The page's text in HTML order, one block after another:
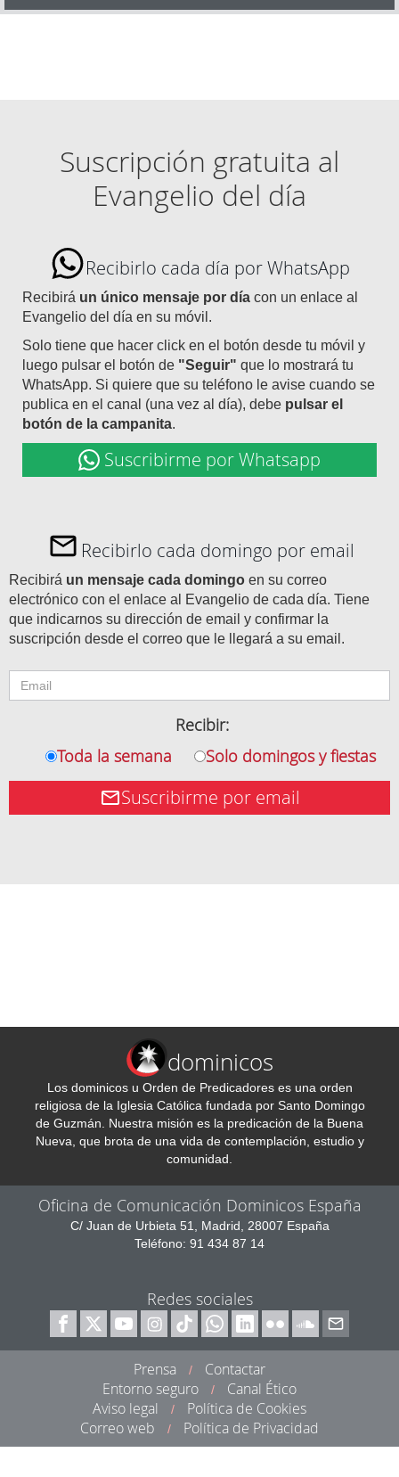
Suscripción gratuita al
Evangelio del día
Recibirlo cada día por WhatsApp
Recibirá un único mensaje por día con un enlace al
Evangelio del día en su móvil.
Solo tiene que hacer click en el botón desde tu móvil y
luego pulsar el botón de "Seguir" que lo mostrará tu
WhatsApp. Si quiere que su teléfono le avise cuando se
publica en el canal (una vez al día), debe pulsar el
botón de la campanita.
Suscribirme por Whatsapp
Recibirlo cada domingo por email
Recibirá un mensaje cada domingo en su correo
electrónico con el enlace al Evangelio de cada día. Tiene
que indicarnos su dirección de email y confirmar la
suscripción desde el correo que le llegará a su email.
Recibir:
Toda la semana
Solo domingos y fiestas
Suscribirme por email
dominicos
Los dominicos u Orden de Predicadores es una orden
religiosa de la Iglesia Católica fundada por Santo Domingo
de Guzmán. Nuestra misión es la predicación de la Buena
Nueva, que brota de una vida de contemplación, estudio y
comunidad.
Oficina de Comunicación Dominicos España
C/ Juan de Urbieta 51, Madrid, 28007 España
Teléfono: 91 434 87 14
Redes sociales
Prensa /
Contactar
Entorno seguro
/
Canal Ético
Aviso legal
/
Política de Cookies
Correo web
/ Política de Privacidad